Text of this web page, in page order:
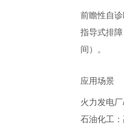
前瞻性自
指导式排
间）。
应用场景
火力发电
石油化工